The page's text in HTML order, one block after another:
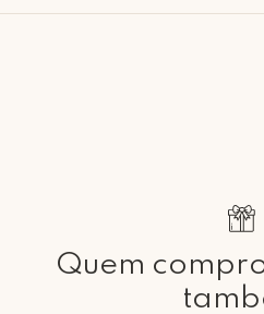
Rua Regente Feijó, 1048 - Piracicaba
Quem